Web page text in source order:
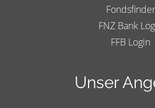
Fondsfinder
FNZ Bank
FFB Login
Unser